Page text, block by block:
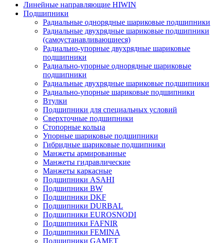
Линейные направляющие HIWIN
Подшипники
Радиальные однорядные шариковые подшипники
Радиальные двухрядные шариковые подшипники
(самоустанавливающиеся)
Радиально-упорные двухрядные шариковые
подшипники
Радиально-упорные однорядные шариковые
подшипники
Радиальные двухрядные шариковые подшипники
Радиально-упорные шариковые подшипники
Втулки
Подшипники для специальных условий
Сверхточные подшипники
Стопорные кольца
Упорные шариковые подшипники
Гибридные шариковые подшипники
Манжеты армированные
Манжеты гидравлические
Манжеты каркасные
Подшипники ASAHI
Подшипники BW
Подшипники DKF
Подшипники DURBAL
Подшипники EUROSNODI
Подшипники FAFNIR
Подшипники FEMINA
Подшипники GAMET